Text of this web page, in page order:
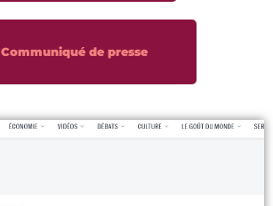
Communiqué de presse